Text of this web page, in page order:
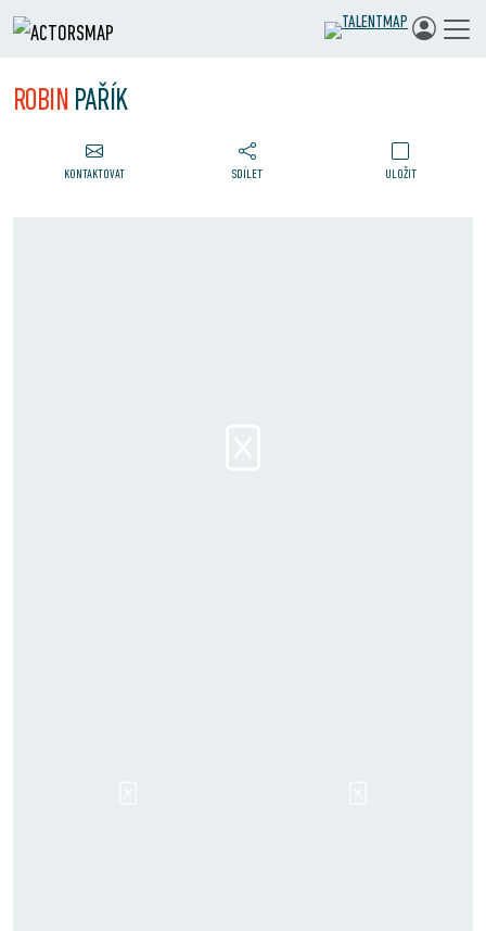
ROBIN PAŘÍK
KONTAKTOVAT SDÍLET ULOŽIT